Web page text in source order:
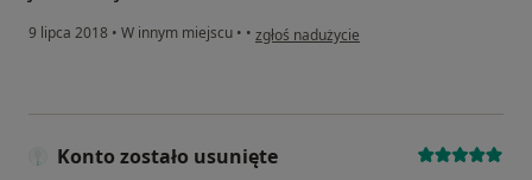
9 lipca 2018 • W innym miejscu • • w opinii użytkownika Lucyna Zielonka
zgłoś nadużycie
Konto zostało usunięte